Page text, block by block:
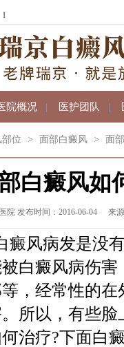
院概况 | 医护团队 |
部位 > 面部白癜风 > 面
白癜风如
院 发布时间：2016-06-04 来
癜风病发是没
白癜风病伤
，经常性的
所以，有些
治疗?下面白